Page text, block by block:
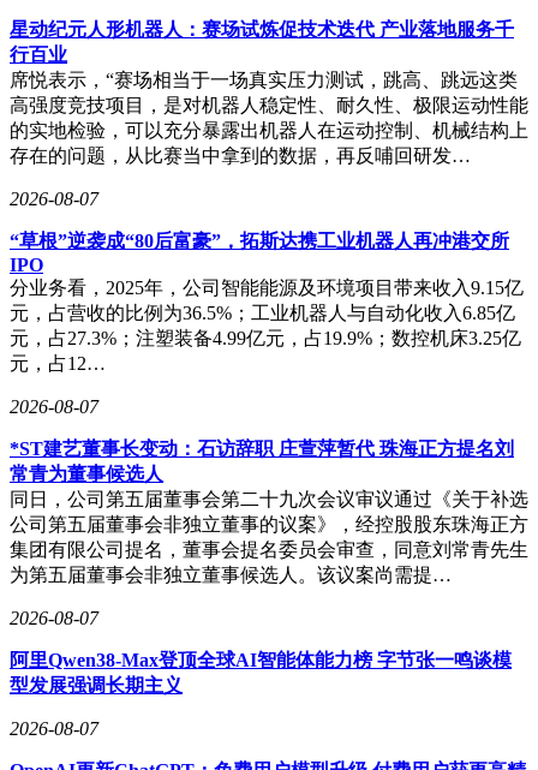
星动纪元人形机器人：赛场试炼促技术迭代 产业落地服务千
行百业
席悦表示，“赛场相当于一场真实压力测试，跳高、跳远这类
高强度竞技项目，是对机器人稳定性、耐久性、极限运动性能
的实地检验，可以充分暴露出机器人在运动控制、机械结构上
存在的问题，从比赛当中拿到的数据，再反哺回研发…
2026-08-07
“草根”逆袭成“80后富豪”，拓斯达携工业机器人再冲港交所
IPO
分业务看，2025年，公司智能能源及环境项目带来收入9.15亿
元，占营收的比例为36.5%；工业机器人与自动化收入6.85亿
元，占27.3%；注塑装备4.99亿元，占19.9%；数控机床3.25亿
元，占12…
2026-08-07
*ST建艺董事长变动：石访辞职 庄萱萍暂代 珠海正方提名刘
常青为董事候选人
同日，公司第五届董事会第二十九次会议审议通过《关于补选
公司第五届董事会非独立董事的议案》，经控股股东珠海正方
集团有限公司提名，董事会提名委员会审查，同意刘常青先生
为第五届董事会非独立董事候选人。该议案尚需提…
2026-08-07
阿里Qwen38-Max登顶全球AI智能体能力榜 字节张一鸣谈模
型发展强调长期主义
2026-08-07